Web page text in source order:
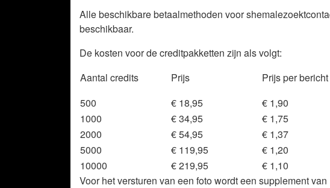
Alle beschikbare betaalmethoden voor
beschikbaar.
De kosten voor de creditpakketten zijn als volgt:
Aantal credits
Prijs
Prijs per bericht
500
€ 18,95
€ 1,90
1000
€ 34,95
€ 1,75
2000
€ 54,95
€ 1,37
5000
€ 119,95
€ 1,20
10000
€ 219,95
€ 1,10
Voor het versturen van een foto wordt een supplement